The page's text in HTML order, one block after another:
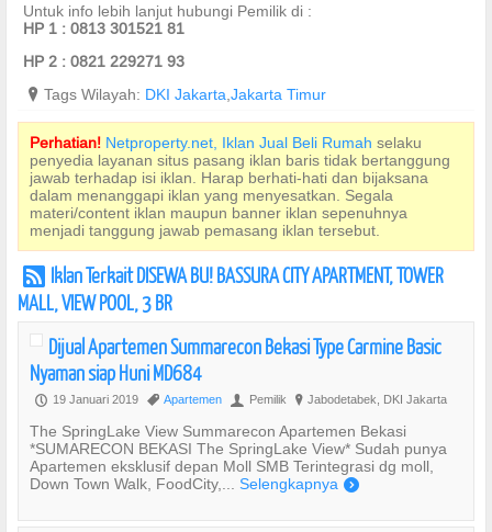
Untuk info lebih lanjut hubungi Pemilik di :
HP 1 : 0813 301521 81
HP 2 : 0821 229271 93
? Tags Wilayah: DKI Jakarta Jakarta Timur
Perhatian! Netproperty.net, Iklan Jual Beli Rumah selaku
penyedia layanan situs pasang iklan baris tidak bertanggung
jawab terhadap isi iklan. Harap berhati-hati dan bijaksana
dalam menanggapi iklan yang menyesatkan. Segala
materi/content iklan maupun banner iklan sepenuhnya
menjadi tanggung jawab pemasang iklan tersebut.
r Iklan Terkait DISEWA BU! BASSURA CITY APARTMENT, TOWER
MALL, VIEW POOL, 3 BR
Dijual Apartemen Summarecon Bekasi Type Carmine Basic
Nyaman siap Huni MD684
P 19 Januari 2019 , Apartemen U Pemilik ? Jabodetabek, DKI Jakarta
The SpringLake View Summarecon Apartemen Bekasi
*SUMARECON BEKASI The SpringLake View* Sudah punya
Apartemen eksklusif depan Moll SMB Terintegrasi dg moll,
Down Town Walk, FoodCity,... Selengkapnya )